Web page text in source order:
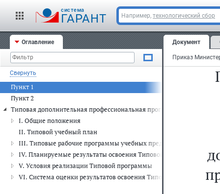
cистема
ГАРАНТ Например, технологический сбор
Оглавление
Свернуть
Пункт 1
Пункт 2
Типовая дополнительная профессиональная программа
I. Общие положения
II. Типовой учебный план
III. Типовые рабочие программы учебных предметов
IV. Планируемые результаты освоения Типовой программы
V. Условия реализации Типовой программы
VI. Система оценки результатов освоения Типовой программы
Документ